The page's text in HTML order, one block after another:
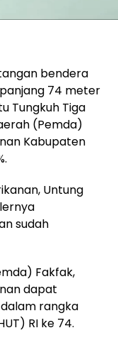
bendera
74 meter
Tungkuh Tiga
(Pemda)
Kabupaten
Untung
sudah
Fakfak,
dapat
rangka
RI ke 74.